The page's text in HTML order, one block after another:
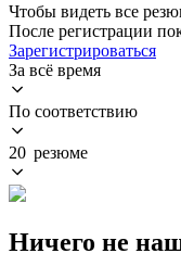
Чтобы видеть все
После регистрации
Зарегистрироваться
За всё время
По соответствию
20 резюме
Ничего не